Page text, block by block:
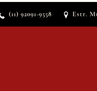
(11) 92091-9558 Estr.